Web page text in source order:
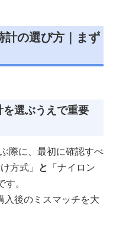
の選び方｜まず
選ぶうえで重要
際に、最初に確認すべ
方式」 と 「ナイロン
。
入後のミスマッチを大